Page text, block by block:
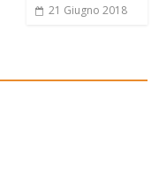
21 Giugno 2018